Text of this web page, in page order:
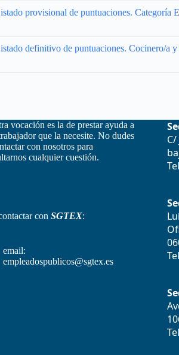
provisional de puntuaciones. Categoría
definitivo de puntuaciones. Cocinero/a
vocación es la de prestar ayuda a
que la necesite. No dudes
con nosotros para
cualquier cuestión.
con SGTEX:
email:
empleadospublicos@sgtex.es